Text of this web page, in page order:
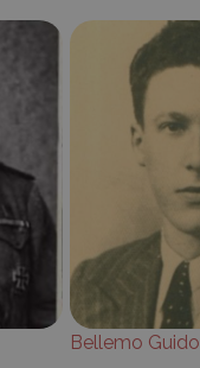
Bellemo Guido